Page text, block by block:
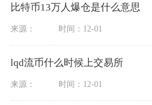
比特币13万人爆仓是什么意思
来源： 时间：12-01
lqd流币什么时候上交易所
来源： 时间：12-01